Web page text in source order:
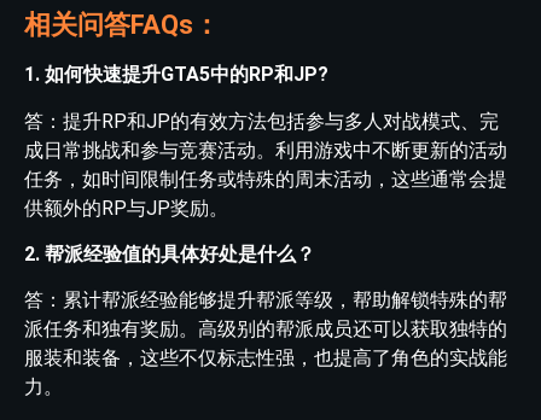
相关问答FAQs：
1. 如何快速提升GTA5中的RP和JP?
答：提升RP和JP的有效方法包括参与多人对战模式、完
成日常挑战和参与竞赛活动。利用游戏中不断更新的活动
任务，如时间限制任务或特殊的周末活动，这些通常会提
供额外的RP与JP奖励。
2. 帮派经验值的具体好处是什么？
答：累计帮派经验能够提升帮派等级，帮助解锁特殊的帮
派任务和独有奖励。高级别的帮派成员还可以获取独特的
服装和装备，这些不仅标志性强，也提高了角色的实战能
力。